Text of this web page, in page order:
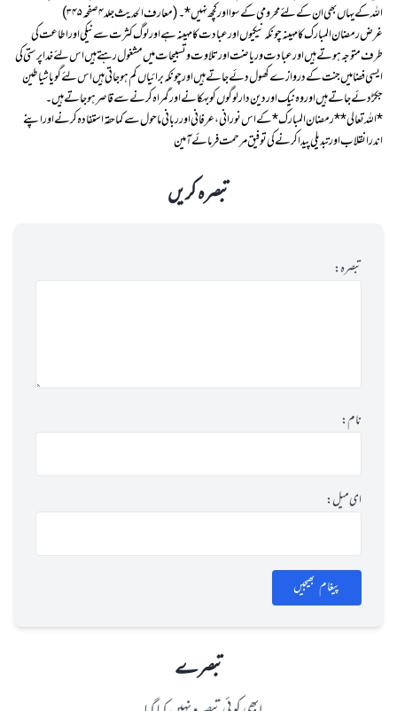
اللہ کے یہاں بھی ان کے لئے محرومی کے سوا اور کچھ نہیں* ۔( معارف الحدیث جلد ۴صفحہ ۳۴۵)
غرض رمضان المبارک کا مہینہ چونکہ نیکیوں اور عبادت کا مہینہ ہے اور لوگ کثرت سے نیکی اور اطاعت کی
طرف متوجہ ہوتے ہیں اور عبادت و ریاضت اور تلاوت و تسبیحات میں مشغول رہتے ہیں اس لئے خدا پرستی کی
ایسی فضا میں جنت کے دروازے کھول دئے جاتے ہیں اور چونکہ برائیاں کم ہوجاتی ہیں اس لئے گویا شیاطین
جکڑ دئے جاتے ہیں اور وہ نیک اور دین دار لوگوں کو بہکانے اور گمراہ کرنے سے قاصر ہوجاتے ہیں ۔
*اللہ تعالی* *رمضان المبارک* کے اس نورانی ،عرفانی اور ربانی ماحول سے کما حقہ استفادہ کرنے اور اپنے
اندر انقلاب اور تبدیلی پیدا کرنے کی توفیق مرحمت فرمائے آمین
تبصرہ کریں
تبصرہ:
نام:
ای میل:
پیغام بھیجیں
تبصرے